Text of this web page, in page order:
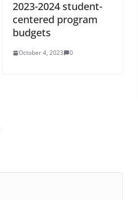
2023-2024 student-
centered program
budgets
October 4, 2023 0